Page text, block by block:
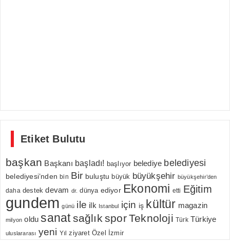
Etiket Bulutu
başkan Başkanı başladı! başlıyor belediye belediyesi
belediyesi’nden bin Bir buluştu büyük büyükşehir büyükşehir’den
daha destek devam dr. dünya ediyor Ekonomi etti Eğitim
gundem günü ile ilk Istanbul için iş kültür magazin
milyon oldu sanatsağlık sporTeknoloji Türk Türkiye
uluslararası yeni Yıl ziyaret Özel İzmir